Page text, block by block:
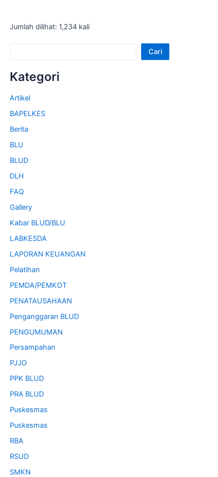
Jumlah dilihat: 1,234 kali
Cari
Kategori
Artikel
BAPELKES
Berita
BLU
BLUD
DLH
FAQ
Gallery
Kabar BLUD/BLU
LABKESDA
LAPORAN KEUANGAN
Pelatihan
PEMDA/PEMKOT
PENATAUSAHAAN
Penganggaran BLUD
PENGUMUMAN
Persampahan
PJJO
PPK BLUD
PRA BLUD
Puskesmas
Puskesmas
RBA
RSUD
SMKN